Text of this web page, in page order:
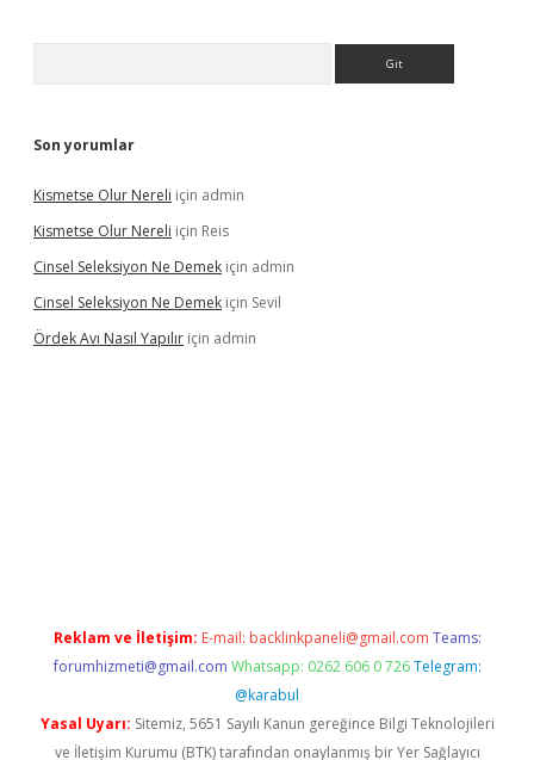
Son yorumlar
Kismetse Olur Nereli için admin
Kismetse Olur Nereli için Reis
Cinsel Seleksiyon Ne Demek için admin
Cinsel Seleksiyon Ne Demek için Sevil
Ördek Avı Nasıl Yapılır için admin
Reklam ve İletişim: E-mail: backlinkpaneli@gmail.com Teams:
forumhizmeti@gmail.com Whatsapp: 0262 606 0 726 Telegram:
@karabul
Yasal Uyarı: Sitemiz, 5651 Sayılı Kanun gereğince Bilgi Teknolojileri
ve İletişim Kurumu (BTK) tarafından onaylanmış bir Yer Sağlayıcı